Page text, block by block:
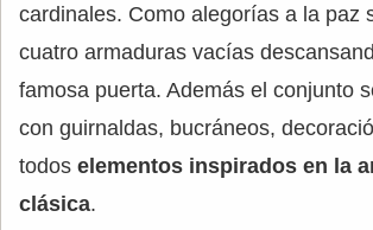
cardinales. Como alegorías a la paz
cuatro armaduras vacías
famosa puerta. Además el conjunto
con guirnaldas, bucráneos,
todos elementos inspirados en la
clásica.